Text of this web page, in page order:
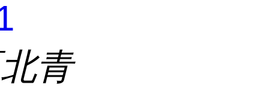
青